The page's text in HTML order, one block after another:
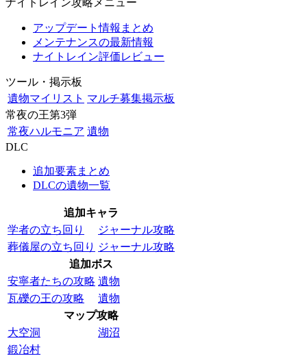
ナイトレイン攻略メニュー
アップデート情報まとめ
メンテナンスの最新情報
ナイトレイン評価レビュー
ツール・掲示板
遺物マイリスト マルチ募集掲示板
常夜の王第3弾
常夜ハルモニア 遺物
DLC
追加要素まとめ
DLCの遺物一覧
追加キャラ
学者の立ち回り
ジャーナル攻略
葬儀屋の立ち回り ジャーナル攻略
追加ボス
安寧者たちの攻略 遺物
瓦礫の王の攻略
遺物
マップ攻略
大空洞
湖沼
鍛冶村